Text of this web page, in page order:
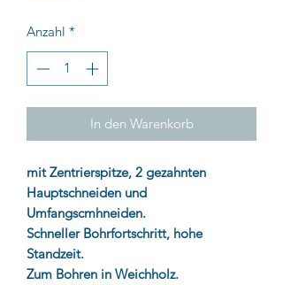
Anzahl *
In den Warenkorb
mit Zentrierspitze, 2 gezahnten
Hauptschneiden und
Umfangscmhneiden.
Schneller Bohrfortschritt, hohe
Standzeit.
Zum Bohren in Weichholz.